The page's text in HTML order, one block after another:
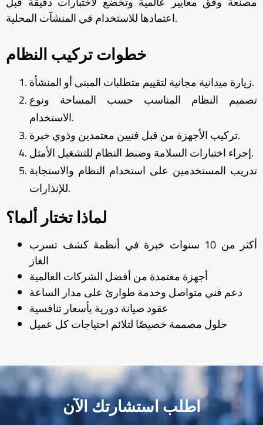
اعتمادها للاستخدام في المنشآت المحلية.
خطوات تركيب النظام
زيارة ميدانية مجانية لتقييم متطلبات المبنى أو المنشأة.
تصميم النظام المناسب حسب المساحة ونوع
الاستخدام.
تركيب الأجهزة من قبل فنيين معتمدين وذوي خبرة.
إجراء اختبارات السلامة وضبط النظام للتشغيل الأمثل.
تدريب المستخدمين على استخدام النظام والاستجابة
للإنذارات.
لماذا تختار ألما؟
أكثر من 10 سنوات خبرة في أنظمة كشف تسرب
الغاز
أجهزة معتمدة من أفضل الشركات العالمية
دعم فني متواصل وخدمة طوارئ على مدار الساعة
عقود صيانة دورية بأسعار تنافسية
حلول مصممة خصيصًا لتلائم احتياجات كل عميل
اطلب استشارتك الآن